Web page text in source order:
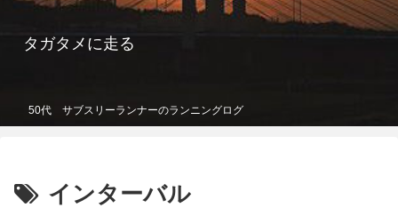
タガタメに走る
50代 サブスリーランナーのランニングログ
インターバル